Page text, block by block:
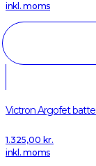
inkl. moms
Victron Argofet
1.325,00 kr.
inkl. moms